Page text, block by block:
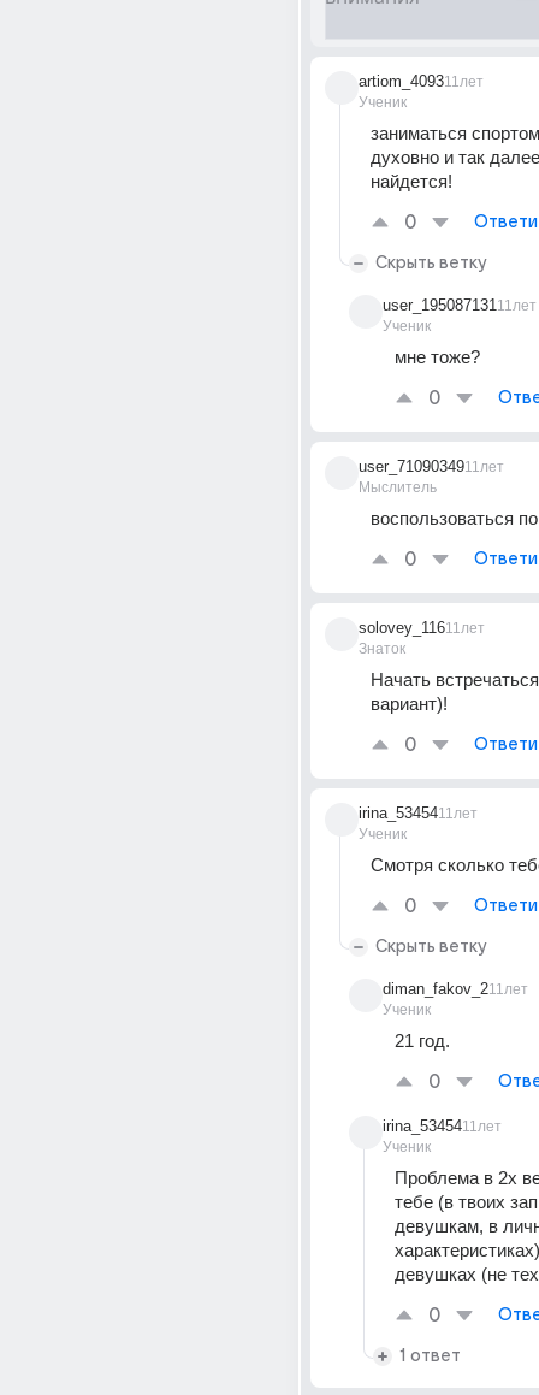
artiom_4093
Ученик
11лет
заниматься
духовно и так
найдется!
0
Скрыть ветку
user_195087131
Ученик
11лет
мне тоже?
0
user_71090349
Мыслитель
11лет
воспользоваться
0
solovey_116
Знаток
11лет
Начать
вариант)!
0
irina_53454
Ученик
11лет
Смотря сколько
0
Скрыть ветку
diman_fakov_2
Ученик
11лет
21 год.
0
irina_53454
Ученик
11лет
Проблема в 2х
тебе (в твоих
девушкам, в
девушках (не
0
1 ответ